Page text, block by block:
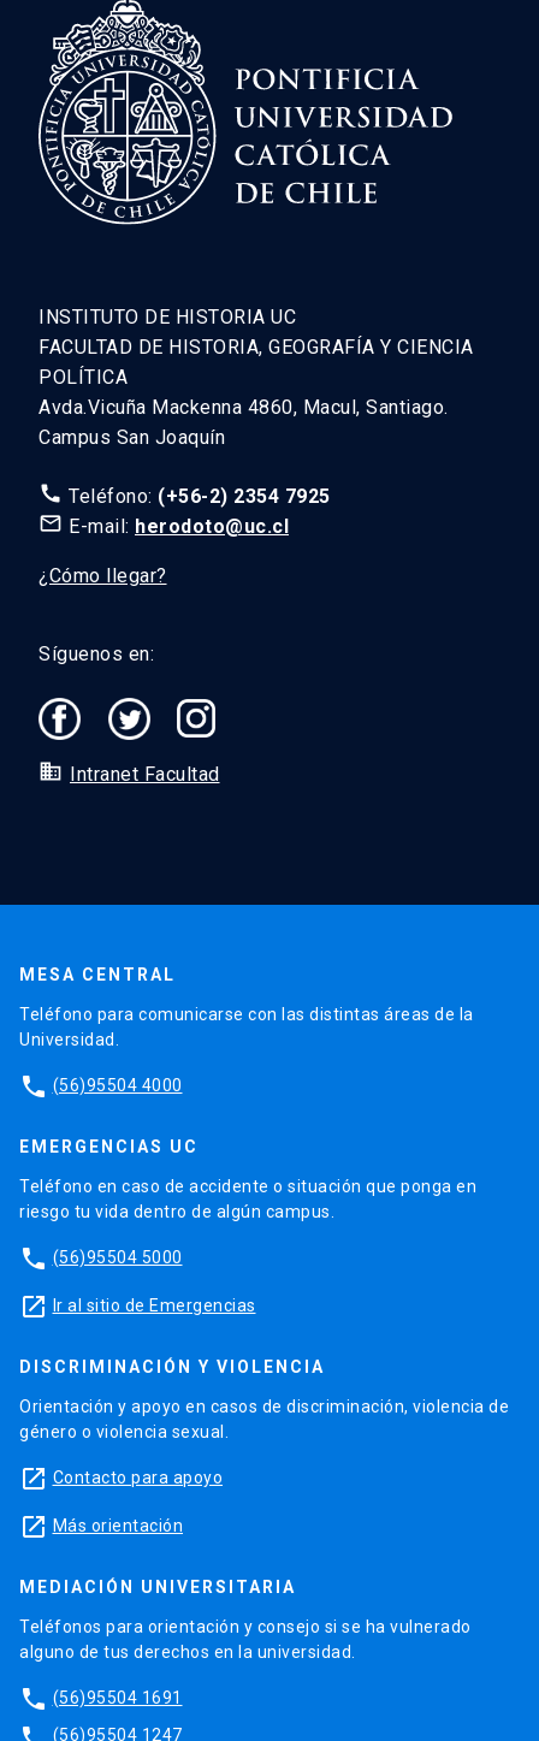
INSTITUTO DE HISTORIA UC
FACULTAD DE HISTORIA, GEOGRAFÍA Y CIENCIA
POLÍTICA
Avda.Vicuña Mackenna 4860, Macul, Santiago.
Campus San Joaquín
call Teléfono: (+56-2) 2354 7925
mail_outline E-mail: herodoto@uc.cl
¿Cómo llegar?
Síguenos en:
domain Intranet Facultad
MESA CENTRAL
Teléfono para comunicarse con las distintas áreas de la
Universidad.
phone (56)95504 4000
EMERGENCIAS UC
Teléfono en caso de accidente o situación que ponga en
riesgo tu vida dentro de algún campus.
phone (56)95504 5000
launch Ir al sitio de Emergencias
DISCRIMINACIÓN Y VIOLENCIA
Orientación y apoyo en casos de discriminación, violencia de
género o violencia sexual.
launch Contacto para apoyo
launch Más orientación
MEDIACIÓN UNIVERSITARIA
Teléfonos para orientación y consejo si se ha vulnerado
alguno de tus derechos en la universidad.
phone (56)95504 1691
(56)95504 1247